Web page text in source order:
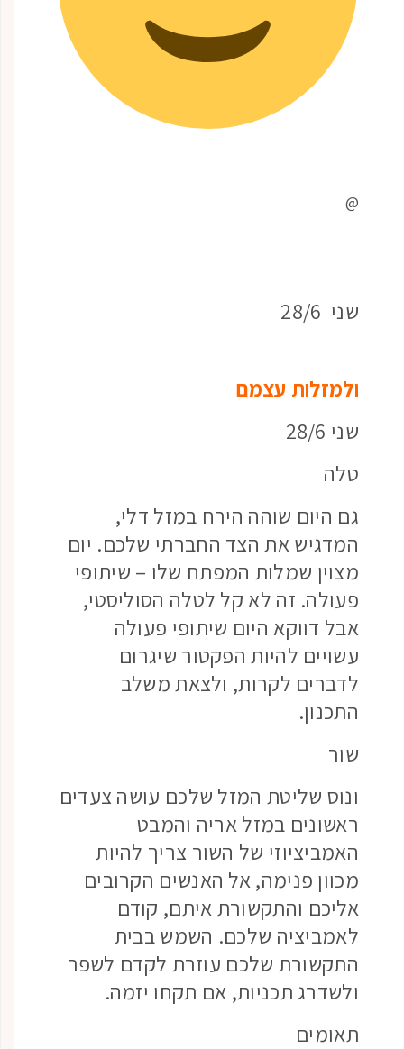
@
שני 28/6
ולמזלות עצמם
שני 28/6
טלה
גם היום שוהה הירח במזל דלי,
המדגיש את הצד החברתי שלכם. יום
מצוין שמלות המפתח שלו – שיתופי
פעולה. זה לא קל לטלה הסוליסטי,
אבל דווקא היום שיתופי פעולה
עשויים להיות הפקטור שיגרום
לדברים לקרות, ולצאת משלב
התכנון.
שור
ונוס שליטת המזל שלכם עושה צעדים
ראשונים במזל אריה והמבט
האמביציוזי של השור צריך להיות
מכוון פנימה, אל האנשים הקרובים
אליכם והתקשורת איתם, קודם
לאמביציה שלכם. השמש בבית
התקשורת שלכם עוזרת לקדם לשפר
ולשדרג תכניות, אם תקחו יזמה.
תאומים